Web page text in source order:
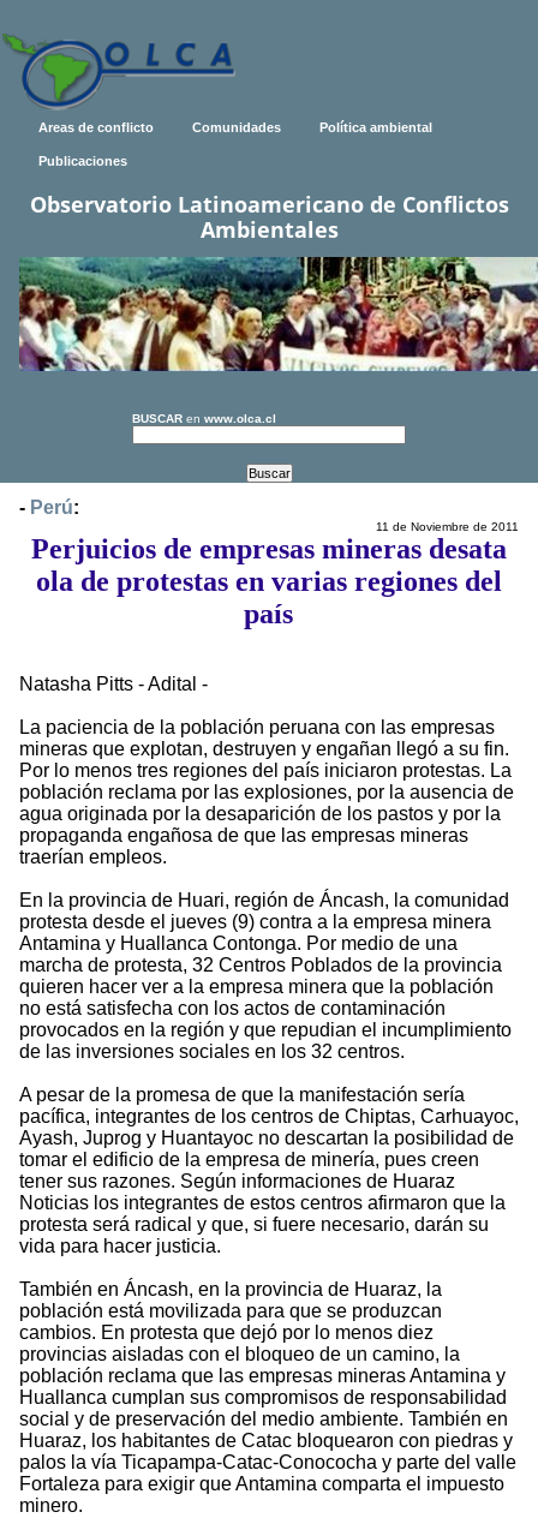
Areas de conflicto Comunidades Política ambiental
Publicaciones
Observatorio Latinoamericano de Conflictos
Ambientales
BUSCAR en www.olca.cl
- Perú:
11 de Noviembre de 2011
Perjuicios de empresas mineras desata
ola de protestas en varias regiones del
país
Natasha Pitts - Adital -
La paciencia de la población peruana con las empresas
mineras que explotan, destruyen y engañan llegó a su fin.
Por lo menos tres regiones del país iniciaron protestas. La
población reclama por las explosiones, por la ausencia de
agua originada por la desaparición de los pastos y por la
propaganda engañosa de que las empresas mineras
traerían empleos.
En la provincia de Huari, región de Áncash, la comunidad
protesta desde el jueves (9) contra a la empresa minera
Antamina y Huallanca Contonga. Por medio de una
marcha de protesta, 32 Centros Poblados de la provincia
quieren hacer ver a la empresa minera que la población
no está satisfecha con los actos de contaminación
provocados en la región y que repudian el incumplimiento
de las inversiones sociales en los 32 centros.
A pesar de la promesa de que la manifestación sería
pacífica, integrantes de los centros de Chiptas, Carhuayoc,
Ayash, Juprog y Huantayoc no descartan la posibilidad de
tomar el edificio de la empresa de minería, pues creen
tener sus razones. Según informaciones de Huaraz
Noticias los integrantes de estos centros afirmaron que la
protesta será radical y que, si fuere necesario, darán su
vida para hacer justicia.
También en Áncash, en la provincia de Huaraz, la
población está movilizada para que se produzcan
cambios. En protesta que dejó por lo menos diez
provincias aisladas con el bloqueo de un camino, la
población reclama que las empresas mineras Antamina y
Huallanca cumplan sus compromisos de responsabilidad
social y de preservación del medio ambiente. También en
Huaraz, los habitantes de Catac bloquearon con piedras y
palos la vía Ticapampa-Catac-Conococha y parte del valle
Fortaleza para exigir que Antamina comparta el impuesto
minero.